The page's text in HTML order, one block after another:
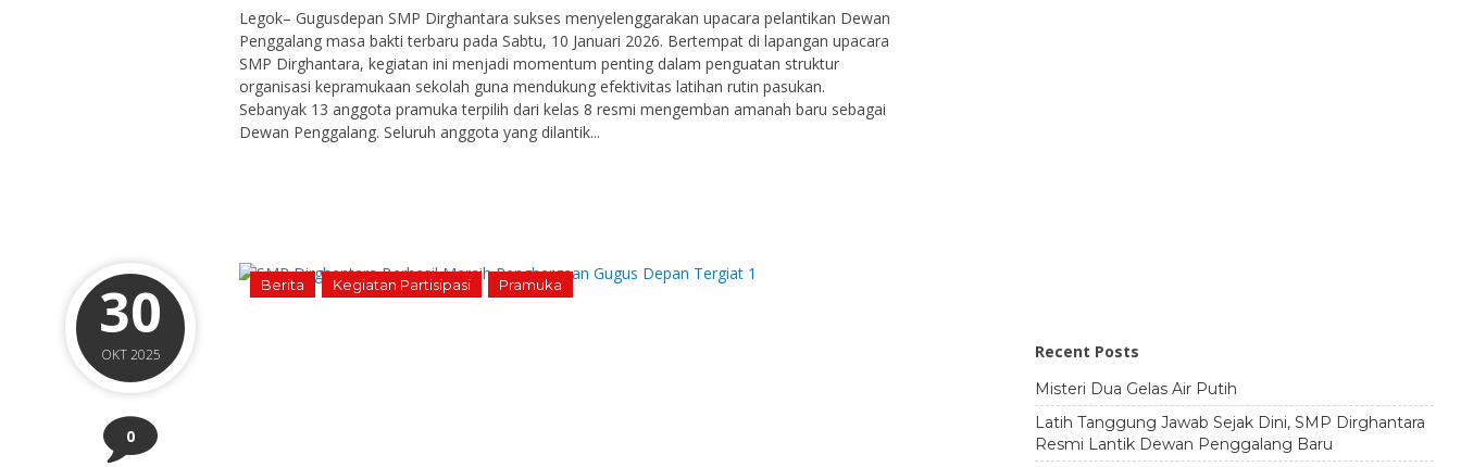
Legok– Gugusdepan SMP Dirghantara sukses menyelenggarakan upacara pelantikan Dewan
Penggalang masa bakti terbaru pada Sabtu, 10 Januari 2026. Bertempat di lapangan upacara
SMP Dirghantara, kegiatan ini menjadi momentum penting dalam penguatan struktur
organisasi kepramukaan sekolah guna mendukung efektivitas latihan rutin pasukan.
Sebanyak 13 anggota pramuka terpilih dari kelas 8 resmi mengemban amanah baru sebagai
Dewan Penggalang. Seluruh anggota yang dilantik...
30
OKT 2025
0
Berita Kegiatan Partisipasi Pramuka
Recent Posts
Misteri Dua Gelas Air Putih
Latih Tanggung Jawab Sejak Dini, SMP Dirghantara
Resmi Lantik Dewan Penggalang Baru